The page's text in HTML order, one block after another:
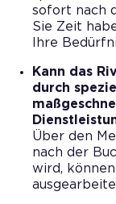
sofort nach
Sie Zeit
Ihre
Kann das
durch
Über den
nach der
wird,